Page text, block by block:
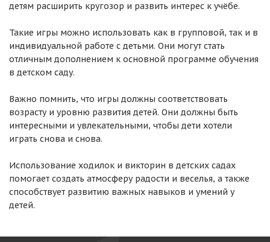
детям расширить кругозор и развить интерес к учёбе.
Такие игры можно использовать как в групповой, так и в
индивидуальной работе с детьми. Они могут стать
отличным дополнением к основной программе обучения
в детском саду.
Важно помнить, что игры должны соответствовать
возрасту и уровню развития детей. Они должны быть
интересными и увлекательными, чтобы дети хотели
играть снова и снова.
Использование ходилок и викторин в детских садах
помогает создать атмосферу радости и веселья, а также
способствует развитию важных навыков и умений у
детей.